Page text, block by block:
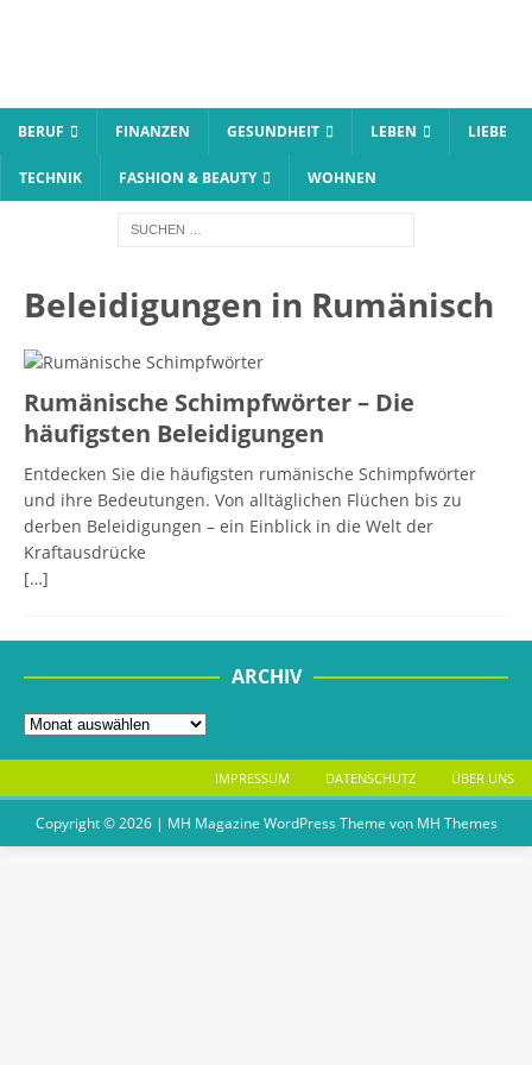
BERUF FINANZEN GESUNDHEIT LEBEN LIEBE
TECHNIK FASHION & BEAUTY WOHNEN
Beleidigungen in Rumänisch
Rumänische Schimpfwörter – Die
häufigsten Beleidigungen
Entdecken Sie die häufigsten rumänische Schimpfwörter
und ihre Bedeutungen. Von alltäglichen Flüchen bis zu
derben Beleidigungen – ein Einblick in die Welt der
Kraftausdrücke
[…]
ARCHIV
IMPRESSUM DATENSCHUTZ ÜBER UNS
Copyright © 2026 | MH Magazine WordPress Theme von MH Themes